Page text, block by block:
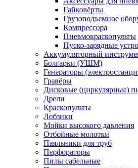
Гайковёрты
Грузоподъемное
Компрессора
Пневмокраскопульты
Пуско-зарядные
Аккумуляторный
Болгарки (УШМ)
Генераторы
Гравёры
Дисковые (циркулярные)
Дрели
Краскопульты
Лобзики
Мойки высокого давления
Отбойные молотки
Паяльники для труб
Перфораторы
Пилы сабельные